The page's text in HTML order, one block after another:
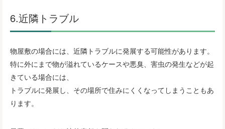
6.近隣トラブル
物屋敷の場合には、近隣トラブルに発展する可能性があります。
特に外にまで物が溢れているケースや悪臭、害虫の発生などが起
きている場合には、
トラブルに発展し、その場所で住みにくくなってしまうこともあ
ります。